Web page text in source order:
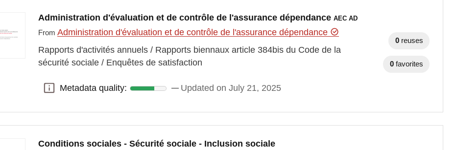
Administration d'évaluation et de contrôle de l'assurance dépendanceAEC AD
FromAdministration d'évaluation et de contrôle de l'assurance dépendance
Rapports d'activités annuels / Rapports biennaux article 384bis du Code de la
sécurité sociale / Enquêtes de satisfaction
Metadata quality:
Metadata quality: Updated on July 21, 2025
0 reuses
0 favorites
Conditions sociales - Sécurité sociale - Inclusion sociale